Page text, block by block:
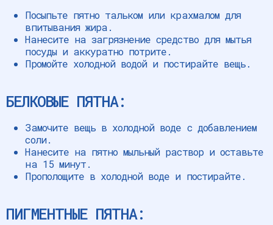
Посыпьте пятно тальком или крахмалом для
впитывания жира.
Нанесите на загрязнение средство для мытья
посуды и аккуратно потрите.
Промойте холодной водой и постирайте вещь.
БЕЛКОВЫЕ ПЯТНА:
Замочите вещь в холодной воде с добавлением
соли.
Нанесите на пятно мыльный раствор и оставьте
на 15 минут.
Прополощите в холодной воде и постирайте.
ПИГМЕНТНЫЕ ПЯТНА: